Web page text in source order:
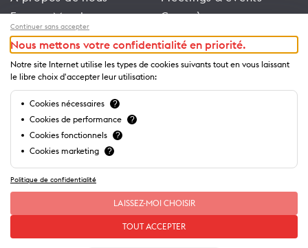
Espace Membres
Emploi
Conditions générales
d’utilisation
Politique de
confidentialité
Congrès
Trade
Espace Médias
Annonceurs
Brochures et guides
Continuer sans accepter
Nous mettons votre confidentialité en priorité.
Notre site Internet utilise les types de cookies suivants tout en vous laissant
le libre choix d'accepter leur utilisation:
Cookies nécessaires ?
Cookies de performance ?
Cookies fonctionnels ?
Cookies marketing ?
Politique de confidentialité
LAISSEZ-MOI CHOISIR
TOUT ACCEPTER